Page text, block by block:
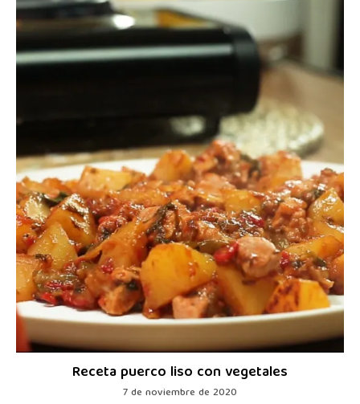
Receta puerco liso con vegetales
7 de noviembre de 2020